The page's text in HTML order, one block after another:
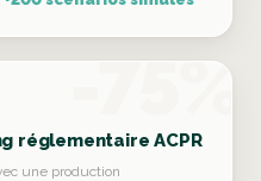
-75%
réglementaire ACPR
une production